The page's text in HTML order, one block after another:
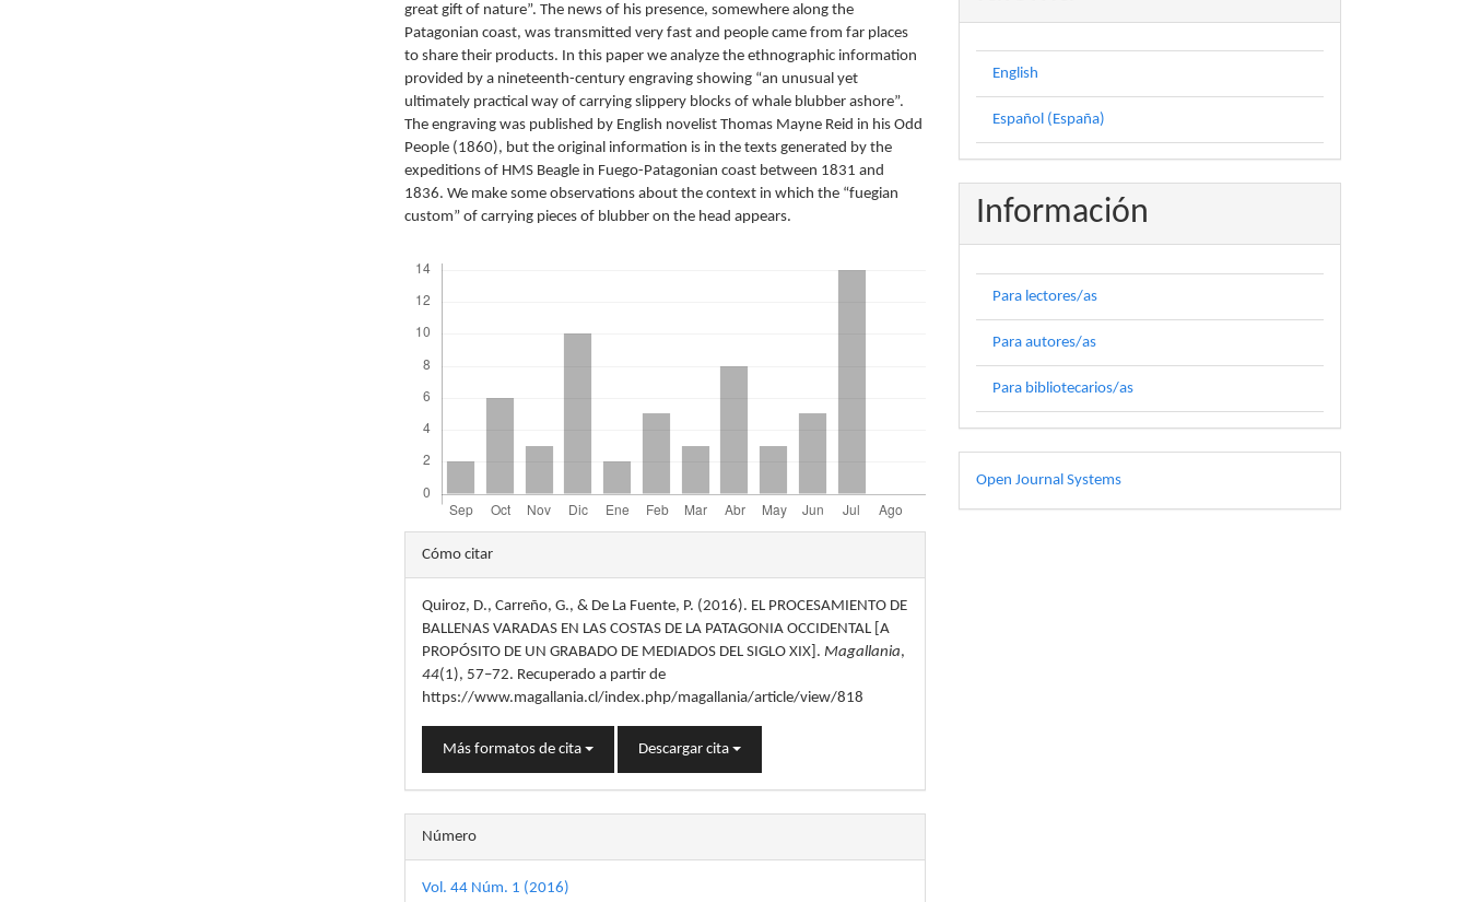
great gift of nature”. The news of his presence, somewhere along the
Patagonian coast, was transmitted very fast and people came from far places
to share their products. In this paper we analyze the ethnographic information
provided by a nineteenth-century engraving showing “an unusual yet
ultimately practical way of carrying slippery blocks of whale blubber ashore”.
The engraving was published by English novelist Thomas Mayne Reid in his Odd
People (1860), but the original information is in the texts generated by the
expeditions of HMS Beagle in Fuego-Patagonian coast between 1831 and
1836. We make some observations about the context in which the “fuegian
custom” of carrying pieces of blubber on the head appears.
Detalles
del
artículo
Cómo citar
Quiroz, D., Carreño, G., & De La Fuente, P. (2016). EL PROCESAMIENTO DE
BALLENAS VARADAS EN LAS COSTAS DE LA PATAGONIA OCCIDENTAL [A
PROPÓSITO DE UN GRABADO DE MEDIADOS DEL SIGLO XIX].Magallania,
44(1), 57–72. Recuperado a partir de
https://www.magallania.cl/index.php/magallania/article/view/818
Más formatos de cita Descargar cita
Número
Vol. 44 Núm. 1 (2016)
English
Español (España)
Información
Para lectores/as
Para autores/as
Para bibliotecarios/as
Desarrollado
por
Open Journal Systems